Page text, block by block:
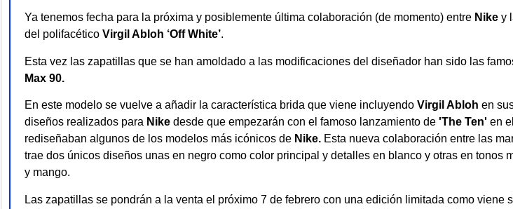
Ya tenemos fecha para la próxima y posiblemente última colaboración (de momento) entre Nike y
del polifacético Virgil Abloh ‘Off White’.
Esta vez las zapatillas que se han amoldado a las modificaciones del diseñador han sido las
Max 90.
En este modelo se vuelve a añadir la característica brida que viene incluyendo Virgil Abloh en
diseños realizados para Nike desde que empezarán con el famoso lanzamiento de 'The Ten' en
rediseñaban algunos de los modelos más icónicos de Nike. Esta nueva colaboración entre las
trae dos únicos diseños unas en negro como color principal y detalles en blanco y otras en tonos
y mango.
Las zapatillas se pondrán a la venta el próximo 7 de febrero con una edición limitada como viene